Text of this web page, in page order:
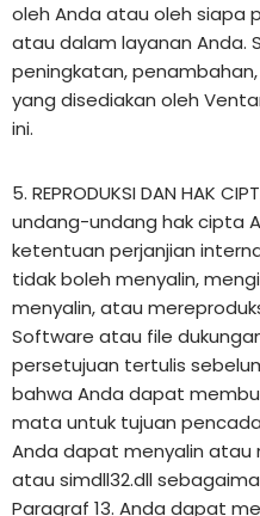
oleh Anda atau oleh siapa
atau dalam layanan Anda.
peningkatan,
yang disediakan oleh
ini.
5. REPRODUKSI DAN HAK
undang-undang hak cipta
ketentuan perjanjian
tidak boleh menyalin,
menyalin, atau
Software atau file
persetujuan tertulis
bahwa Anda dapat
mata untuk tujuan
Anda dapat menyalin atau
atau simdll32.dll
Paragraf 13. Anda dapat